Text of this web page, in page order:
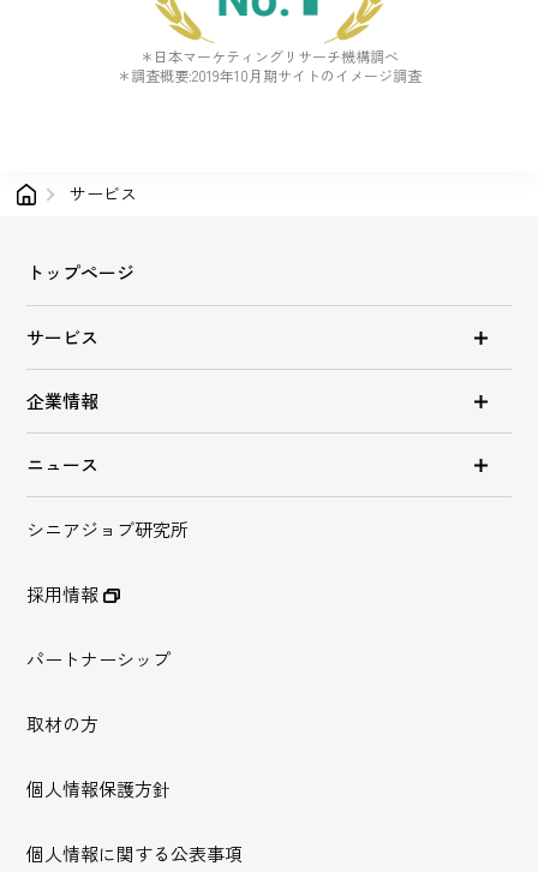
＊日本マーケティングリサーチ機構調べ
＊調査概要:2019年10月期サイトのイメージ調査
サービス
トップページ
サービス
企業情報
ニュース
シニアジョブ研究所
採用情報
パートナーシップ
取材の方
個人情報保護方針
個人情報に関する公表事項